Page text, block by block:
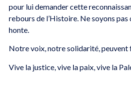
pour lui demander cette
rebours de l’Histoire. Ne soyons pas
honte.
Notre voix, notre solidarité, peuvent
Vive la justice, vive la paix, vive la